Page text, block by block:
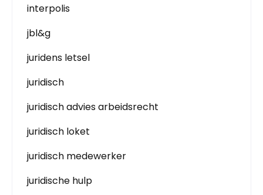
interpolis
jbl&g
juridens letsel
juridisch
juridisch advies arbeidsrecht
juridisch loket
juridisch medewerker
juridische hulp